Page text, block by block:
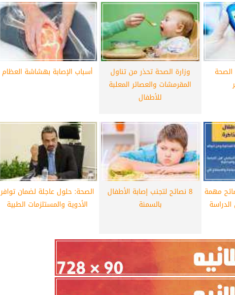
الصحة
وزارة الصحة تحذر من تناول
المقرمشات والعصائر المعلبة
للأطفال
أسباب الإصابة بهشاشة العظام
مهمة
8 نصائح لتجنب إصابة الأطفال
بالسمنة
الصحة: حلول عاجلة لضمان توافر
الأدوية والمستلزمات الطبية